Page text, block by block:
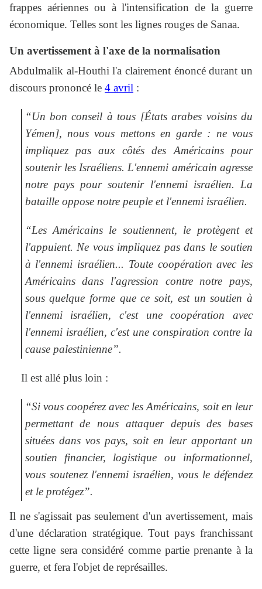
frappes aériennes ou à l'intensification de la guerre
économique. Telles sont les lignes rouges de Sanaa.
Un avertissement à l'axe de la normalisation
Abdulmalik al-Houthi l'a clairement énoncé durant un
discours prononcé le 4 avril :
“Un bon conseil à tous [États arabes voisins du
Yémen], nous vous mettons en garde : ne vous
impliquez pas aux côtés des Américains pour
soutenir les Israéliens. L'ennemi américain agresse
notre pays pour soutenir l'ennemi israélien. La
bataille oppose notre peuple et l'ennemi israélien.
“Les Américains le soutiennent, le protègent et
l'appuient. Ne vous impliquez pas dans le soutien
à l'ennemi israélien... Toute coopération avec les
Américains dans l'agression contre notre pays,
sous quelque forme que ce soit, est un soutien à
l'ennemi israélien, c'est une coopération avec
l'ennemi israélien, c'est une conspiration contre la
cause palestinienne”.
Il est allé plus loin :
“Si vous coopérez avec les Américains, soit en leur
permettant de nous attaquer depuis des bases
situées dans vos pays, soit en leur apportant un
soutien financier, logistique ou informationnel,
vous soutenez l'ennemi israélien, vous le défendez
et le protégez”.
Il ne s'agissait pas seulement d'un avertissement, mais
d'une déclaration stratégique. Tout pays franchissant
cette ligne sera considéré comme partie prenante à la
guerre, et fera l'objet de représailles.